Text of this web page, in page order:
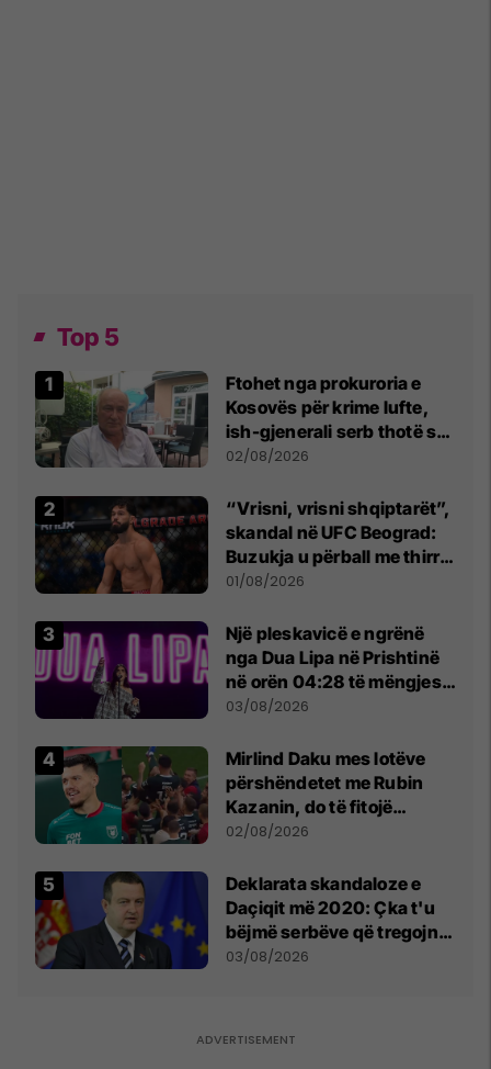
Top 5
Ftohet nga prokuroria e
Kosovës për krime lufte,
ish-gjenerali serb thotë se
dikush e tradhtoi në
02/08/2026
“Vrisni, vrisni shqiptarët”,
skandal në UFC Beograd:
Buzukja u përball me thirrje
anti-shqiptare nga
01/08/2026
Një pleskavicë e ngrënë
nga Dua Lipa në Prishtinë
në orën 04:28 të mëngjesit
- dhe bota digjitale serbe
03/08/2026
Mirlind Daku mes lotëve
përshëndetet me Rubin
Kazanin, do të fitojë
miliona te Spartak Moska
02/08/2026
​Deklarata skandaloze e
Daçiqit më 2020: Çka t'u
bëjmë serbëve që tregojnë
ku janë varrosur shqiptarët
03/08/2026